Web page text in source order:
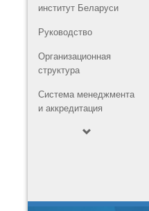
институт Беларуси
Руководство
Организационная
структура
Система менеджмента
и аккредитация